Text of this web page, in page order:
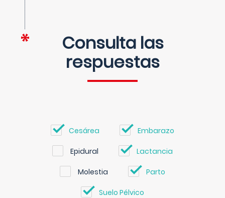
Consulta las
respuestas
Cesárea Embarazo
Epidural Lactancia
Molestia Parto
Suelo Pélvico